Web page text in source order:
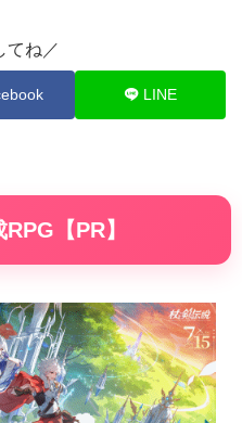
てね／
LINE
【PR】